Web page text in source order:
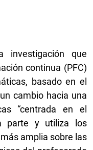
investigación que
continua (PFC)
basado en el
cambio hacia una
“centrada en el
parte y utiliza los
amplia sobre las